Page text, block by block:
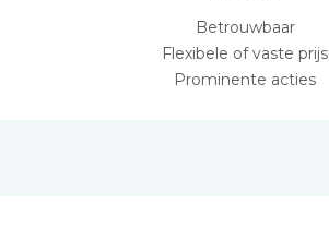
Betrouwbaar
Flexibele of vaste prijs
Prominente acties